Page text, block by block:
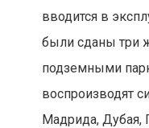
вводится в
были сданы три
подземными
воспроизводят
Мадрида,